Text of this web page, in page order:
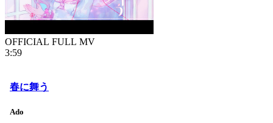
OFFICIAL FULL MV
3:59
春に舞う
Ado